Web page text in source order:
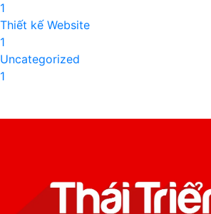
1
Thiết kế Website
1
Uncategorized
1